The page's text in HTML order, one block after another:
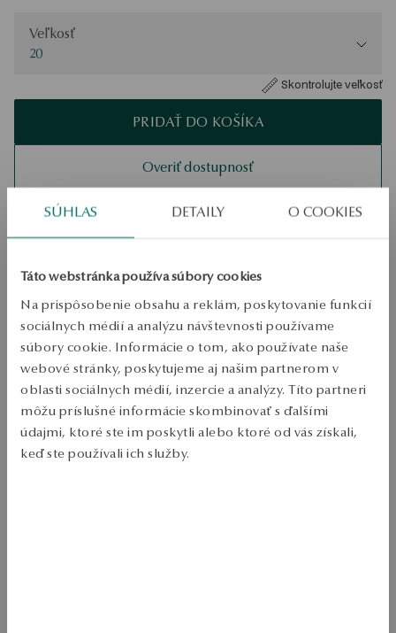
SÚHLAS DETAILY O COOKIES
Táto webstránka používa súbory cookies
Na prispôsobenie obsahu a reklám, poskytovanie funkcií
sociálnych médií a analýzu návštevnosti používame
súbory cookie. Informácie o tom, ako používate naše
webové stránky, poskytujeme aj našim partnerom v
oblasti sociálnych médií, inzercie a analýzy. Títo partneri
môžu príslušné informácie skombinovať s ďalšími
údajmi, ktoré ste im poskytli alebo ktoré od vás získali,
keď ste používali ich služby.
Veľkosť
20
Skontrolujte veľkosť
PRIDAŤ DO KOŠÍKA
Overiť dostupnosť
Zásielka:
Doprava zdarma od 70 EUR
Bezplatné vrátenie tovaru do 30 dní
PODROBNOSTI
Typ prúdu: prúd
Kov: pozlátené striebro
Balenie: 925
DĹŽka: 20 cm
Ozdoba: modrá senovka grécka
Vzťah: boho, romantický vintage